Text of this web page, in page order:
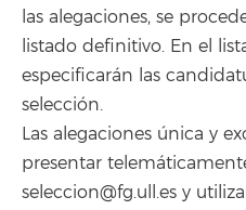
las alegaciones, se
listado definitivo. En el
especificarán las
selección.
Las alegaciones única y
presentar
seleccion@fg.ull.es y